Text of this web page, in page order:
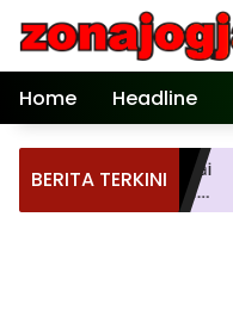
Home Headline
BERITA TERKINI
Kirim, Tarif Mulai
ke Seluruh